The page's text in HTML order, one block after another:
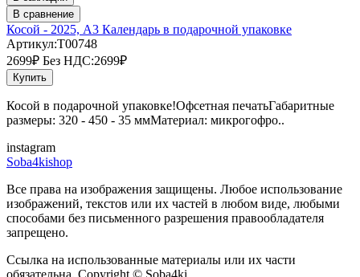
В сравнение
Косой - 2025, А3 Календарь в подарочной упаковке
Артикул:T00748
2699₽ Без НДС:2699₽
Купить
Косой в подарочной упаковке!Офсетная печатьГабаритные
размеры: 320 - 450 - 35 ммМатериал: микрогофро..
instagram
Soba4kishop
Все права на изображения защищены. Любое использование
изображений, текстов или их частей в любом виде, любыми
способами без письменного разрешения правообладателя
запрещено.
Ссылка на использованные материалы или их части
обязательна. Copyright © Soba4ki